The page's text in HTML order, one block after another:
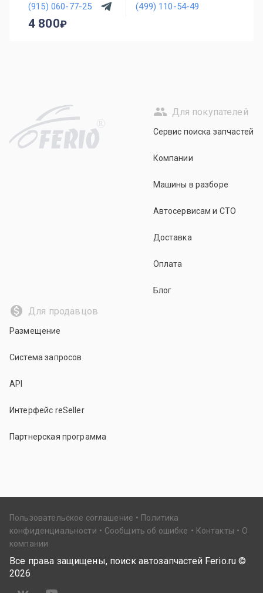
(915) 060-77-25 (499) 110-54-49
4 800
R
Для покупателей
Сервис поиска запчастей
Компании
Машины в разборе
Автосервисам и СТО
Доставка
Оплата
Блог
Для продавцов
Размещение
Система запросов
API
Интерфейс reSeller
Партнерская программа
Пользовательское соглашение
Политика
конфиденциальности
Сообщить об ошибке Контакты
О
компании
Все права защищены, поиск автозапчастей Ferio.ru ©
2026